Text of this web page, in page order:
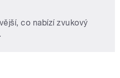
co nabízí zvukový